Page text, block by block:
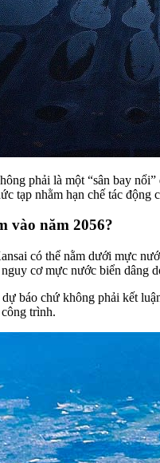
phải là một “sân bay
tạp nhằm hạn chế tác động
vào năm 2056?
có thể nằm dưới mực
cơ mực nước biển dâng
báo chứ không phải kết
trình.